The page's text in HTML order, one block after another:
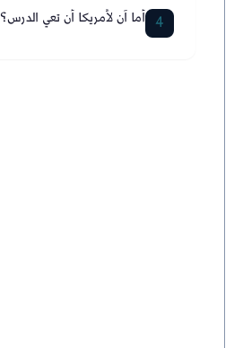
4 أما آن لأمريكا أن تعي الدرس؟